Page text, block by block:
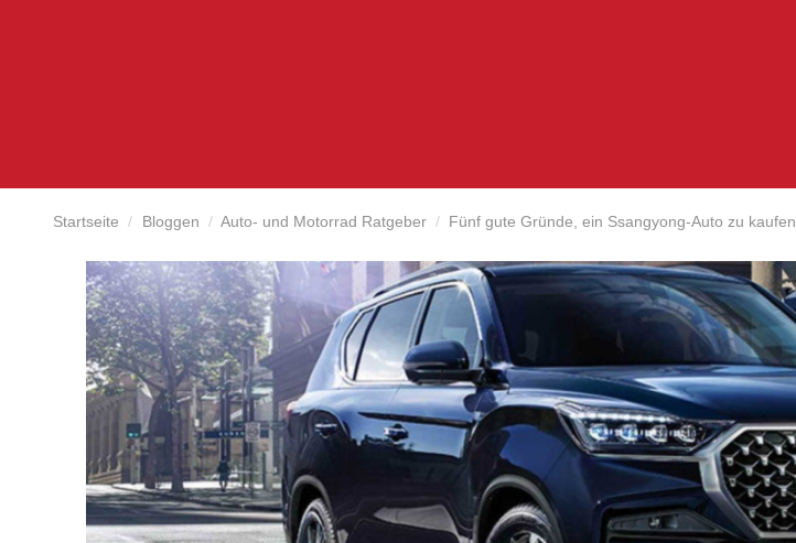
Startseite Bloggen Auto- und Motorrad Ratgeber Fünf gute Gründe, ein Ssangyong-Auto zu kaufen